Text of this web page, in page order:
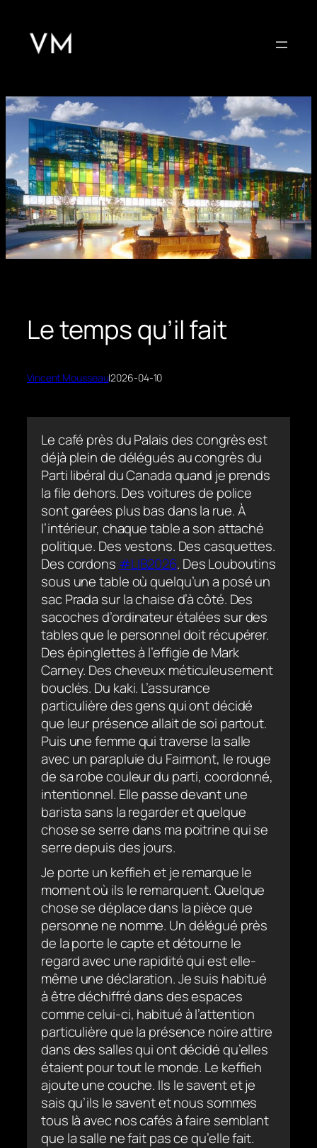
Le temps qu’il fait
Vincent Mousseau|2026-04-10
Le café près du Palais des congrès est
déjà plein de délégués au congrès du
Parti libéral du Canada quand je prends
la file dehors. Des voitures de police
sont garées plus bas dans la rue. À
l’intérieur, chaque table a son attaché
politique. Des vestons. Des casquettes.
Des cordons #LIB2026. Des Louboutins
sous une table où quelqu’un a posé un
sac Prada sur la chaise d’à côté. Des
sacoches d’ordinateur étalées sur des
tables que le personnel doit récupérer.
Des épinglettes à l’effigie de Mark
Carney. Des cheveux méticuleusement
bouclés. Du kaki. L’assurance
particulière des gens qui ont décidé
que leur présence allait de soi partout.
Puis une femme qui traverse la salle
avec un parapluie du Fairmont, le rouge
de sa robe couleur du parti, coordonné,
intentionnel. Elle passe devant une
barista sans la regarder et quelque
chose se serre dans ma poitrine qui se
serre depuis des jours.
Je porte un keffieh et je remarque le
moment où ils le remarquent. Quelque
chose se déplace dans la pièce que
personne ne nomme. Un délégué près
de la porte le capte et détourne le
regard avec une rapidité qui est elle-
même une déclaration. Je suis habitué
à être déchiffré dans des espaces
comme celui-ci, habitué à l’attention
particulière que la présence noire attire
dans des salles qui ont décidé qu’elles
étaient pour tout le monde. Le keffieh
ajoute une couche. Ils le savent et je
sais qu’ils le savent et nous sommes
tous là avec nos cafés à faire semblant
que la salle ne fait pas ce qu’elle fait.